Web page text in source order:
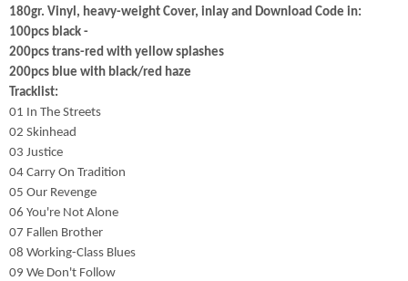
180gr. Vinyl, heavy-weight Cover, inlay and Download Code in:
100pcs black -
200pcs trans-red with yellow splashes
200pcs blue with black/red haze
Tracklist:
01 In The Streets
02 Skinhead
03 Justice
04 Carry On Tradition
05 Our Revenge
06 You're Not Alone
07 Fallen Brother
08 Working-Class Blues
09 We Don't Follow